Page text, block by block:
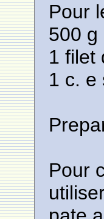
Pour
500 g
1 filet
1 c. e
Pour